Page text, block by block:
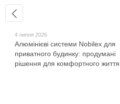
4 липня 2026
Алюмінієві системи Nobilex для
приватного будинку: продумані
рішення для комфортного життя